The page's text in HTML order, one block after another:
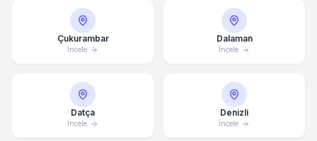
Çukurambar
İncele
Dalaman
İncele
Datça
İncele
Denizli
İncele